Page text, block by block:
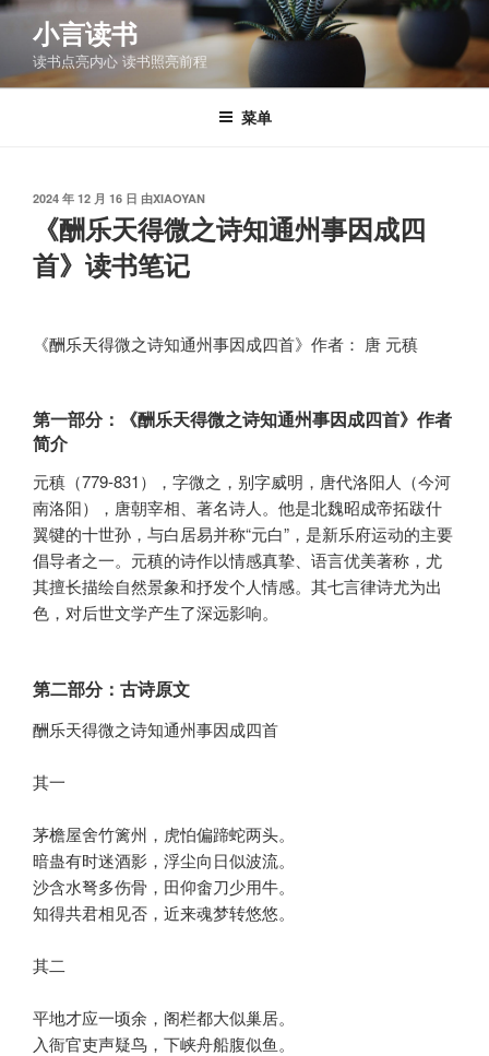
跳
容
小言读书
读书点亮内心 读书照亮前程
菜单
发
2024 年 12 月 16 日 由XIAOYAN
《酬乐天得微之诗知通州事因成四
首》读书笔记
《酬乐天得微之诗知通州事因成四首》作者： 唐 元稹
第一部分：《酬乐天得微之诗知通州事因成四首》作者
简介
元稹（779-831），字微之，别字威明，唐代洛阳人（今河
南洛阳），唐朝宰相、著名诗人。他是北魏昭成帝拓跋什
翼犍的十世孙，与白居易并称“元白”，是新乐府运动的主要
倡导者之一。元稹的诗作以情感真挚、语言优美著称，尤
其擅长描绘自然景象和抒发个人情感。其七言律诗尤为出
色，对后世文学产生了深远影响。
第二部分：古诗原文
酬乐天得微之诗知通州事因成四首
其一
茅檐屋舍竹篱州，虎怕偏蹄蛇两头。
暗蛊有时迷酒影，浮尘向日似波流。
沙含水弩多伤骨，田仰畬刀少用牛。
知得共君相见否，近来魂梦转悠悠。
其二
平地才应一顷余，阁栏都大似巢居。
入衙官吏声疑鸟，下峡舟船腹似鱼。